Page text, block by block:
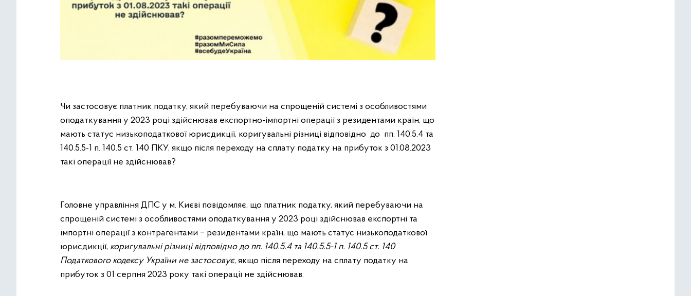
Чи застосовує платник податку, який перебуваючи на спрощеній системі з особливостями
оподаткування у 2023 році здійснював експортно-імпортні операції з резидентами країн, що
мають статус низькоподаткової юрисдикції, коригувальні різниці відповідно до пп. 140.5.4 та
140.5.5-1 п. 140.5 ст. 140 ПКУ, якщо після переходу на сплату податку на прибуток з 01.08.2023
такі операції не здійснював?
Головне управління ДПС у м. Києві повідомляє, що платник податку, який перебуваючи на
спрощеній системі з особливостями оподаткування у 2023 році здійснював експортні та
імпортні операції з контрагентами ‒ резидентами країн, що мають статус низькоподаткової
юрисдикції, коригувальні різниці відповідно до пп. 140.5.4 та 140.5.5-1 п. 140.5 ст. 140
Податкового кодексу України не застосовує, якщо після переходу на сплату податку на
прибуток з 01 серпня 2023 року такі операції не здійснював.